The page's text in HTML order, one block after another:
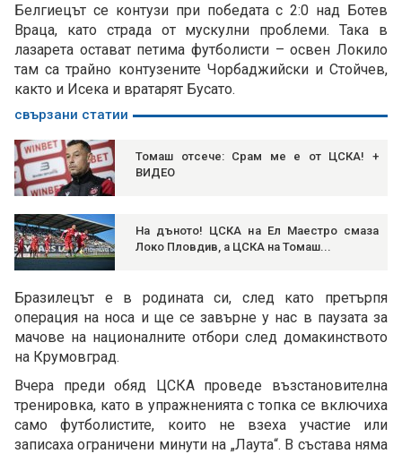
Белгиецът се контузи при победата с 2:0 над Ботев
Враца, като страда от мускулни проблеми. Така в
лазарета остават петима футболисти – освен Локило
там са трайно контузените Чорбаджийски и Стойчев,
както и Исека и вратарят Бусато.
свързани статии
Томаш отсече: Срам ме е от ЦСКА! +
ВИДЕО
На дъното! ЦСКА на Ел Маестро смаза
Локо Пловдив, а ЦСКА на Томаш...
Бразилецът е в родината си, след като претърпя
операция на носа и ще се завърне у нас в паузата за
мачове на националните отбори след домакинството
на Крумовград.
Вчера преди обяд ЦСКА проведе възстановителна
тренировка, като в упражненията с топка се включиха
само футболистите, които не взеха участие или
записаха ограничени минути на „Лаута“. В състава няма